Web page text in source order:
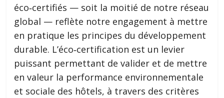
éco‑certifiés — soit la moitié de notre réseau
global — reflète notre engagement à mettre
en pratique les principes du développement
durable. L’éco‑certification est un levier
puissant permettant de valider et de mettre
en valeur la performance environnementale
et sociale des hôtels, à travers des critères